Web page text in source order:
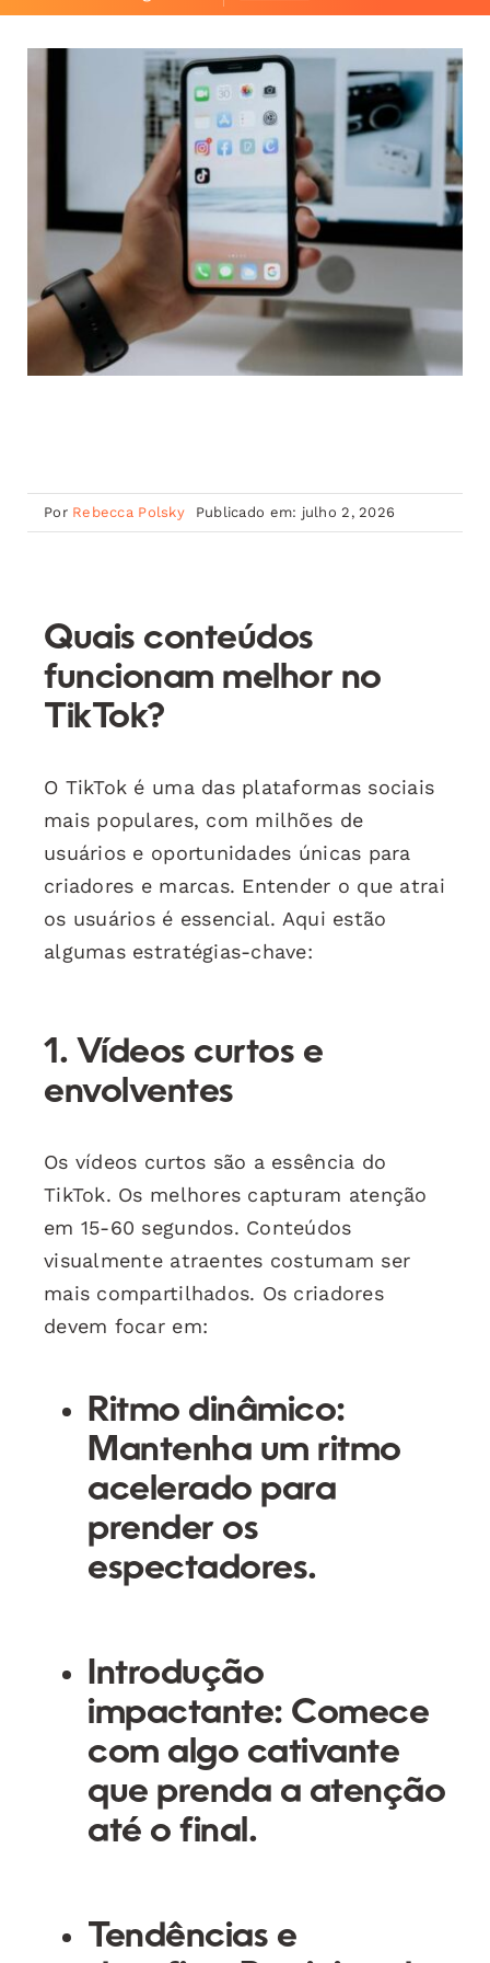
Por Rebecca Polsky Publicado em: julho 2, 2026
Quais conteúdos
funcionam melhor no
TikTok?
O TikTok é uma das plataformas sociais
mais populares, com milhões de
usuários e oportunidades únicas para
criadores e marcas. Entender o que atrai
os usuários é essencial. Aqui estão
algumas estratégias-chave:
1. Vídeos curtos e
envolventes
Os vídeos curtos são a essência do
TikTok. Os melhores capturam atenção
em 15-60 segundos. Conteúdos
visualmente atraentes costumam ser
mais compartilhados. Os criadores
devem focar em:
Ritmo dinâmico:
Mantenha um ritmo
acelerado para
prender os
espectadores.
Introdução
impactante: Comece
com algo cativante
que prenda a atenção
até o final.
Tendências e